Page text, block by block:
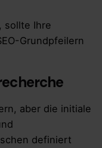
sollte Ihre
Grundpfeilern
aber die initiale
definiert